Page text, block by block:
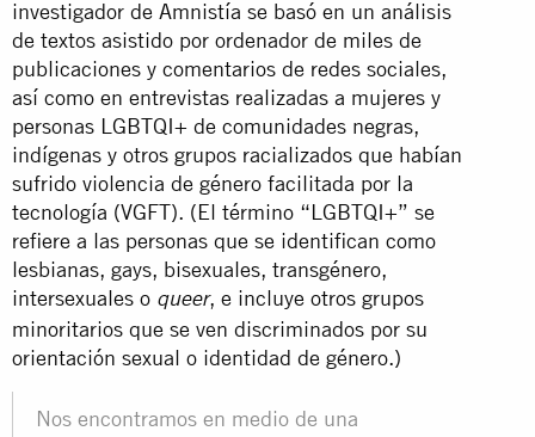
investigador de Amnistía se basó en un análisis
de textos asistido por ordenador de miles de
publicaciones y comentarios de redes sociales,
así como en entrevistas realizadas a mujeres y
personas LGBTQI+ de comunidades negras,
indígenas y otros grupos racializados que habían
sufrido violencia de género facilitada por la
tecnología (VGFT). (El término “LGBTQI+” se
refiere a las personas que se identifican como
lesbianas, gays, bisexuales, transgénero,
intersexuales o queer, e incluye otros grupos
minoritarios que se ven discriminados por su
orientación sexual o identidad de género.)
Nos encontramos en medio de una